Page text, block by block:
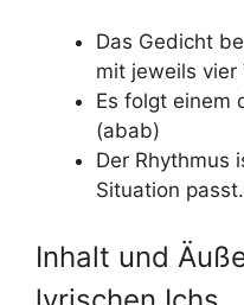
Das Gedicht
mit jeweils vier
Es folgt einem
(abab)
Der Rhythmus
Situation passt.
Inhalt und